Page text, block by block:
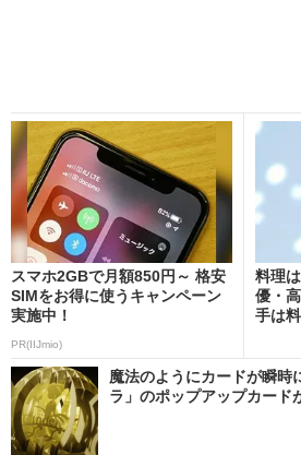
スマホ2GBで月額850円～ 格安
SIMをお得に使うキャンペーン
実施中！
PR(IIJmio)
料理
優・
手は
魔法のようにカードが瞬
ラ」のポップアップカード